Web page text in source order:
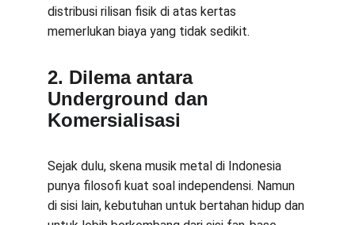
distribusi rilisan fisik di atas kertas
memerlukan biaya yang tidak sedikit.
2. Dilema antara
Underground dan
Komersialisasi
Sejak dulu, skena musik metal di Indonesia
punya filosofi kuat soal independensi. Namun
di sisi lain, kebutuhan untuk bertahan hidup dan